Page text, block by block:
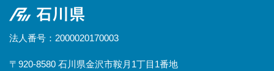
石川県
法人番号：2000020170003
〒920-8580 石川県金沢市鞍月1丁目1番地